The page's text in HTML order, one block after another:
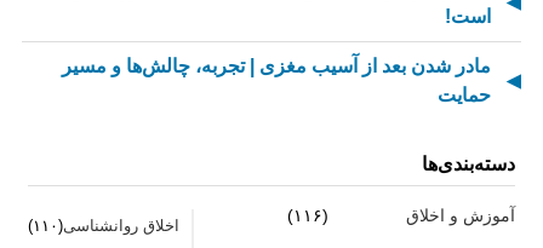
است!
مادر شدن بعد از آسیب مغزی | تجربه، چالش‌ها و مسیر
حمایت
دسته‌بندی‌ها
آموزش و اخلاق (۱۱۶)
اخلاق روانشناسی(۱۱۰)